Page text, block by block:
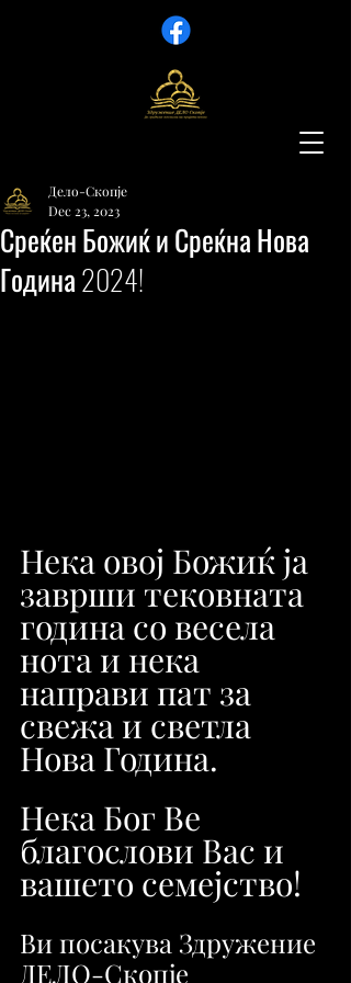
Среќен Божиќ и Среќна Нова
Година 2024!
Дело-Скопје
Dec 23, 2023
Нека овој Божиќ ја
заврши тековната
година со весела
нота и нека
направи пат за
свежа и светла
Нова Година.
Нека Бог Ве
благослови Вас и
вашето семејство!
Ви посакува Здружение
ДЕЛО-Скопје